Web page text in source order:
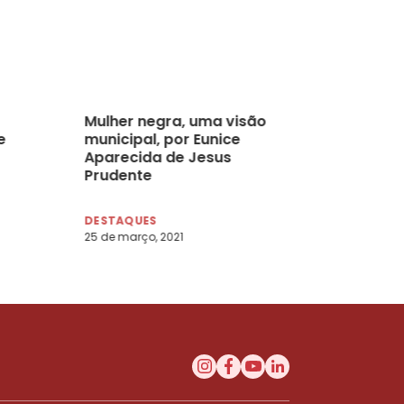
Mulher negra, uma visão
municipal, por Eunice
Aparecida de Jesus
Prudente
DESTAQUES
25 de março, 2021